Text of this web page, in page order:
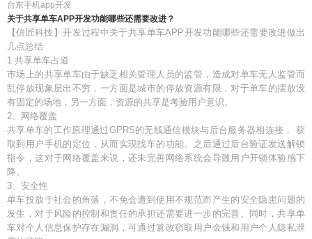
台东手机app开发
关于共享单车APP开发功能哪些还需要改进？
【信匠科技】开发过程中关于共享单车APP开发功能哪些还需要改进做出
几点总结
1 共享单车占道
市场上的共享单车由于缺乏相关管理人员的监管，造成对单车无人监管而
乱停放现象层出不穷，一方面是城市的停放资源有限，对于单车的摆放没
有固定的场地，另一方面，资源的共享是考验用户意识。
2、网络覆盖
共享单车的工作原理通过GPRS的无线通信模块与后台服务器相连接， 获
取到用户手机的定位，从而实现找车的功能。之后通过后台验证发送解锁
指令，这对于网络覆盖来说，还未完善网络系统会导致用户开锁体验感下
降。
3、安全性
单车投放于社会的角落，不免会遭到使用不规范而产生的安全隐患问题的
发生，对于风险的控制和责任的承担还需要进一步的完善。同时，共享单
车对个人信息保护存在漏洞，可通过篡改窃取用户金钱和用户个人隐私泄